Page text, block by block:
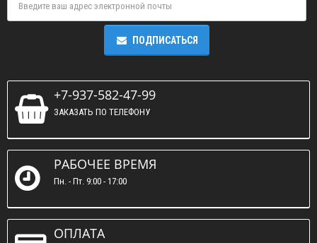
ПОДПИСАТЬСЯ
+7-937-582-47-99
ЗАКАЗАТЬ ПО ТЕЛЕФОНУ
РАБОЧЕЕ ВРЕМЯ
Пн. - Пт. 9:00 - 17:00
ОПЛАТА